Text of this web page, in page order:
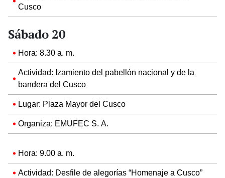
Cusco
Sábado 20
Hora: 8.30 a. m.
Actividad: Izamiento del pabellón nacional y de la
bandera del Cusco
Lugar: Plaza Mayor del Cusco
Organiza: EMUFEC S. A.
Hora: 9.00 a. m.
Actividad: Desfile de alegorías “Homenaje a Cusco”